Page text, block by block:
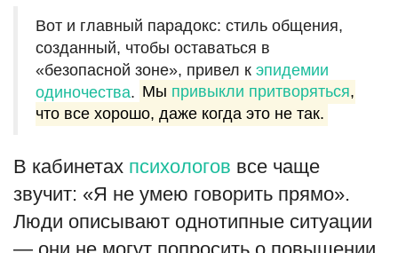
Вот и главный парадокс: стиль общения,
созданный, чтобы оставаться в
«безопасной зоне», привел к эпидемии
одиночества. Мы привыкли притворяться,
что все хорошо, даже когда это не так.
В кабинетах психологов все чаще
звучит: «Я не умею говорить прямо».
Люди описывают однотипные ситуации